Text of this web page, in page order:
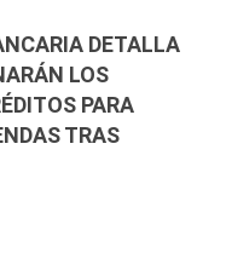
DETALLA
LOS
PARA
TRAS